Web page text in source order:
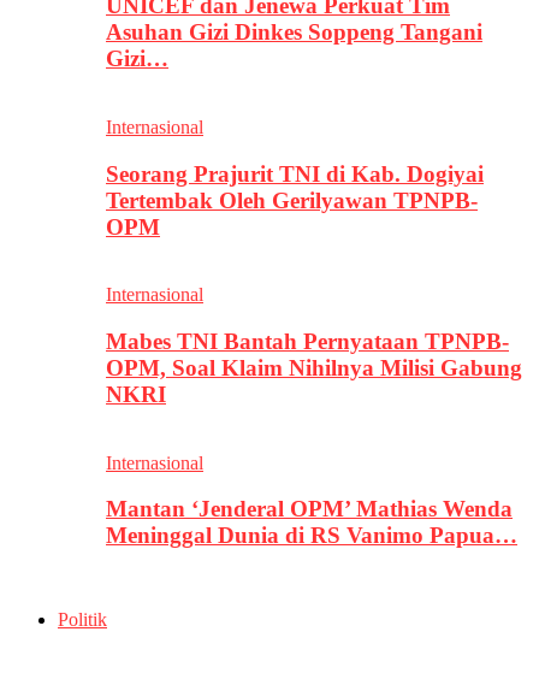
UNICEF dan Jenewa Perkuat Tim
Asuhan Gizi Dinkes Soppeng Tangani
Gizi…
Internasional
Seorang Prajurit TNI di Kab. Dogiyai
Tertembak Oleh Gerilyawan TPNPB-
OPM
Internasional
Mabes TNI Bantah Pernyataan TPNPB-
OPM, Soal Klaim Nihilnya Milisi Gabung
NKRI
Internasional
Mantan ‘Jenderal OPM’ Mathias Wenda
Meninggal Dunia di RS Vanimo Papua…
Politik